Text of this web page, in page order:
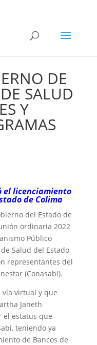
DE
SALUD
Y
el licenciamiento
de Colima
del Estado de
ordinaria 2022
Público
Salud del Estado
representantes del
(Conasabi).
virtual y que
Janeth
el estatus que
teniendo ya
de Bancos de